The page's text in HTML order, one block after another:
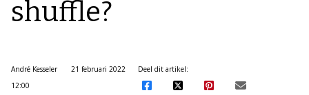
shuffle?
André Kesseler
21 februari 2022
12:00
Deel dit artikel: